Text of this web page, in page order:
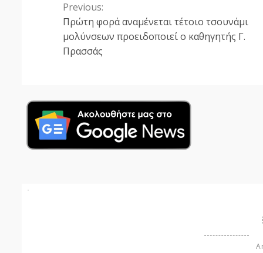
Continue
Reading
Previous:
Πρώτη φορά αναμένεται τέτοιο τσουνάμι
μολύνσεων προειδοποιεί ο καθηγητής Γ.
Πρασσάς